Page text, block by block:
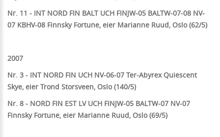
Nr. 11 - INT NORD FIN BALT UCH FINJW-05 BALTW-07-08 NV-
07 KBHV-08 Finnsky Fortune, eier Marianne Ruud, Oslo (62/5)
2007
Nr. 3 - INT NORD FIN UCH NV-06-07 Ter-Abyrex Quiescent
Skye, eier Trond Storsveen, Oslo(140/5)
Nr. 8 - NORD FIN EST LV UCH FINJW-05 BALTW-07 NV-07
Finnsky Fortune, eier Marianne Ruud, Oslo (69/5)